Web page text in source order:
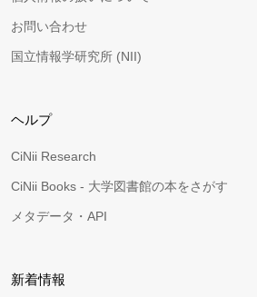
お問い合わせ
国立情報学研究所 (NII)
ヘルプ
CiNii Research
CiNii Books - 大学図書館の本をさがす
メタデータ・API
新着情報